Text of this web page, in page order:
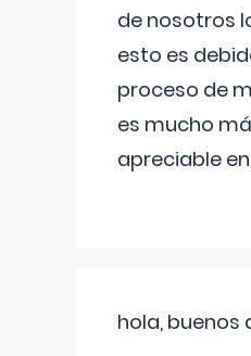
de nosotros
esto es
proceso de
es mucho
apreciable
hola, buenos